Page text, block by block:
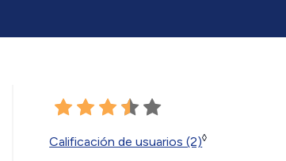
Calificación de usuarios (2)◊